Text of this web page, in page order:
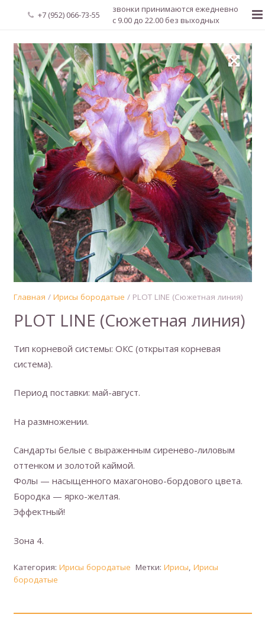
+7 (952) 066-73-55
звонки принимаются ежедневно
с 9.00 до 22.00 без выходных
Главная
О нас
Новости
Каталог растений
Доставка и оплата
Мой аккаунт
Регистрация
Главная / Ирисы бородатые / PLOT LINE (Сюжетная линия)
PLOT LINE (Сюжетная линия)
Тип корневой системы: ОКС (открытая корневая
система).
Период поставки: май-август.
На размножении.
Сандарты белые с выраженным сиренево-лиловым
оттенком и золотой каймой.
Фолы — насыщенного махагоново-бордового цвета.
Бородка — ярко-желтая.
Эффектный!
Зона 4.
Категория: Ирисы бородатые Метки: Ирисы, Ирисы
бородатые